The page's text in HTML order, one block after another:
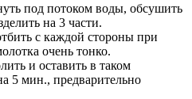
под потоком воды, обсушить
на 3 части.
с каждой стороны при
очень тонко.
и оставить в таком
5 мин., предварительно